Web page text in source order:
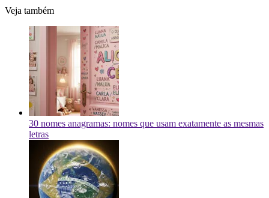
Veja também
30 nomes anagramas: nomes que usam exatamente as mesmas
letras